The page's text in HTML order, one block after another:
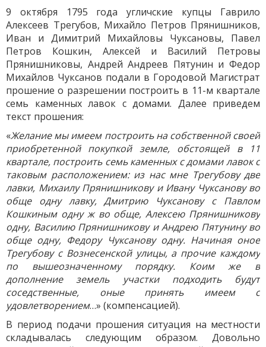
9 октября 1795 года угличские купцы Гаврило
Алексеев Трегубов, Михайло Петров Прянишников,
Иван и Димитрий Михайловы Чуксановы, Павел
Петров Кошкин, Алексей и Василий Петровы
Прянишниковы, Андрей Андреев Пятунин и Федор
Михайлов Чуксанов подали в Городовой Магистрат
прошение о разрешении построить в 11-м квартале
семь каменных лавок с домами. Далее приведем
текст прошения:
«Желание мы имеем построить на собственной своей
приобретенной покупкой земле, обстоящей в 11
квартале, построить семь каменных с домами лавок с
таковым расположением: из нас мне Трегубову две
лавки, Михаилу Прянишникову и Ивану Чуксанову во
обще одну лавку, Дмитрию Чуксанову с Павлом
Кошкиным одну ж во обще, Алексею Прянишникову
одну, Василию Прянишникову и Андрею Пятунину во
обще одну, Федору Чуксанову одну. Начиная оное
Трегубову с Вознесенской улицы, а прочие каждому
по вышеозначенному порядку. Коим же в
дополнение земель участки подходить будут
соседственные, оные принять имеем с
удовлетворением…» (компенсацией).
В период подачи прошения ситуация на местности
складывалась следующим образом. Довольно